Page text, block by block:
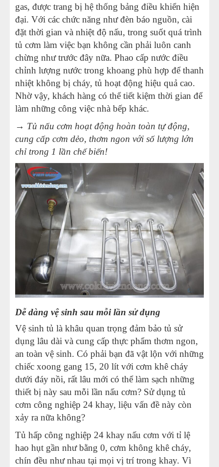
gas, được trang bị hệ thống bảng điều khiển hiện
đại. Với các chức năng như đèn báo nguồn, cài
đặt thời gian và nhiệt độ nấu, trong suốt quá trình
tủ cơm làm việc bạn không cần phải luôn canh
chừng như trước đây nữa. Phao cấp nước điều
chỉnh lượng nước trong khoang phù hợp để thanh
nhiệt không bị cháy, tủ hoạt động hiệu quả cao.
Nhờ vậy, khách hàng có thể tiết kiệm thời gian để
làm những công việc nhà bếp khác.
→ Tủ nấu cơm hoạt động hoàn toàn tự động,
cung cấp cơm dẻo, thơm ngon với số lượng lớn
chỉ trong 1 lần chế biến!
Dễ dàng vệ sinh sau mỗi lần sử dụng
Vệ sinh tủ là khâu quan trọng đảm bảo tủ sử
dụng lâu dài và cung cấp thực phẩm thơm ngon,
an toàn vệ sinh. Có phải bạn đã vật lộn với những
chiếc xoong gang 15, 20 lít với cơm khê cháy
dưới đáy nồi, rất lâu mới có thể làm sạch những
thiết bị này sau mỗi lần nấu cơm? Sử dụng tủ
cơm công nghiệp 24 khay, liệu vấn đề này còn
xảy ra nữa không?
Tủ hấp công nghiệp 24 khay nấu cơm với tỉ lệ
hao hụt gần như bằng 0, cơm không khê cháy,
chín đều như nhau tại mọi vị trí trong khay. Vì